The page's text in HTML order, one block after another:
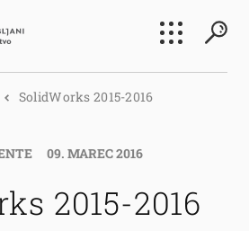
SolidWorks 2015-2016
09. MAREC 2016
2015-2016